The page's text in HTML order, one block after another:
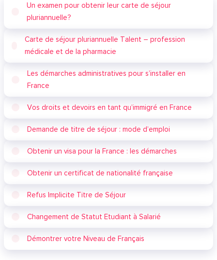
Un examen pour obtenir leur carte de séjour
pluriannuelle?
Carte de séjour pluriannuelle Talent – profession
médicale et de la pharmacie
Les démarches administratives pour s’installer en
France
Vos droits et devoirs en tant qu’immigré en France
Demande de titre de séjour : mode d’emploi
Obtenir un visa pour la France : les démarches
Obtenir un certificat de nationalité française
Refus Implicite Titre de Séjour
Changement de Statut Etudiant à Salarié
Démontrer votre Niveau de Français